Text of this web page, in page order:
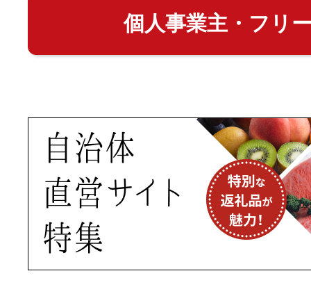
個人事業主・フリ